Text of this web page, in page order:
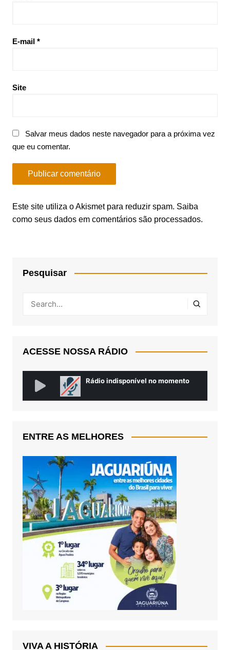
E-mail *
Site
Salvar meus dados neste navegador para a próxima vez
que eu comentar.
Este site utiliza o Akismet para reduzir spam. Saiba
como seus dados em comentários são processados.
Pesquisar
ACESSE NOSSA RÁDIO
ENTRE AS MELHORES
VIVA A HISTÓRIA